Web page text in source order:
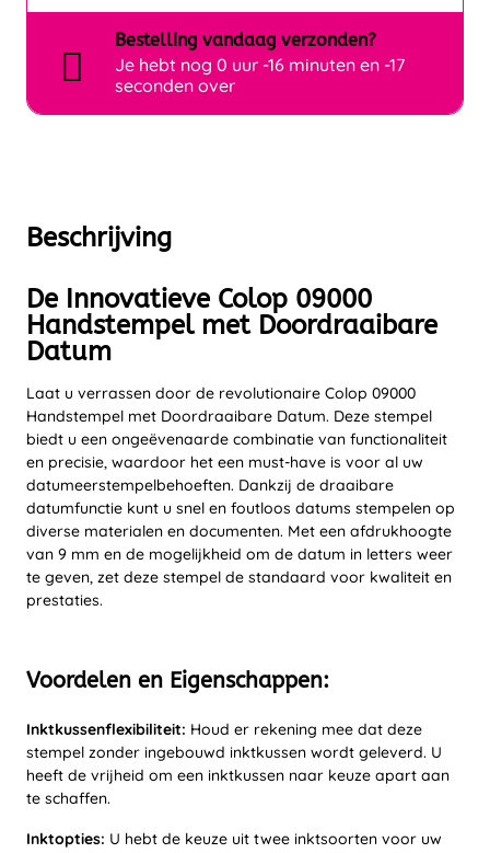
Beschrijving
De Innovatieve Colop 09000
Handstempel met Doordraaibare
Datum
Laat u verrassen door de revolutionaire Colop 09000
Handstempel met Doordraaibare Datum. Deze stempel
biedt u een ongeëvenaarde combinatie van functionaliteit
en precisie, waardoor het een must-have is voor al uw
datumeerstempelbehoeften. Dankzij de draaibare
datumfunctie kunt u snel en foutloos datums stempelen op
diverse materialen en documenten. Met een afdrukhoogte
van 9 mm en de mogelijkheid om de datum in letters weer
te geven, zet deze stempel de standaard voor kwaliteit en
prestaties.
Voordelen en Eigenschappen:
Inktkussenflexibiliteit: Houd er rekening mee dat deze
stempel zonder ingebouwd inktkussen wordt geleverd. U
heeft de vrijheid om een inktkussen naar keuze apart aan
te schaffen.
Inktopties: U hebt de keuze uit twee inktsoorten voor uw
Bestelling vandaag verzonden?
Je hebt nog 0 uur -16 minuten en -17
seconden over